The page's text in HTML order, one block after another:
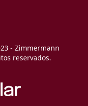
- Zimmermann
reservados.